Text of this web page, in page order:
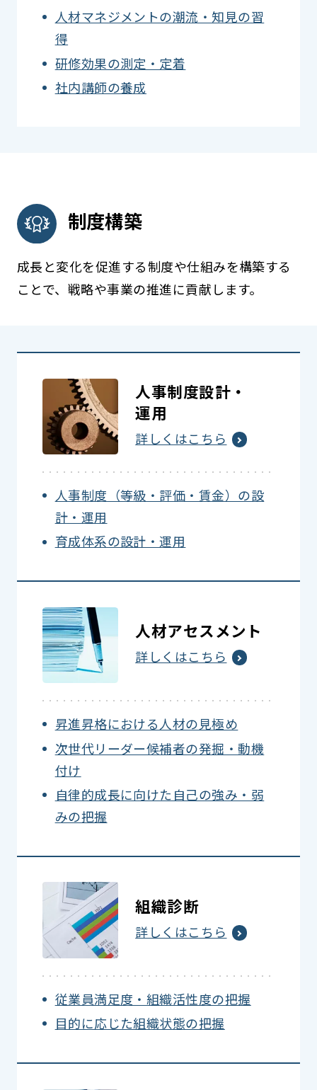
人材マネジメントの潮流・知見の習
得
研修効果の測定・定着
社内講師の養成
制度構築
成長と変化を促進する制度や仕組みを構築する
ことで、戦略や事業の推進に貢献します。
人事制度設計・
運用
詳しくはこちら
人事制度（等級・評価・賃金）の設
計・運用
育成体系の設計・運用
人材アセスメント
詳しくはこちら
昇進昇格における人材の見極め
次世代リーダー候補者の発掘・動機
付け
自律的成長に向けた自己の強み・弱
みの把握
組織診断
詳しくはこちら
従業員満足度・組織活性度の把握
目的に応じた組織状態の把握